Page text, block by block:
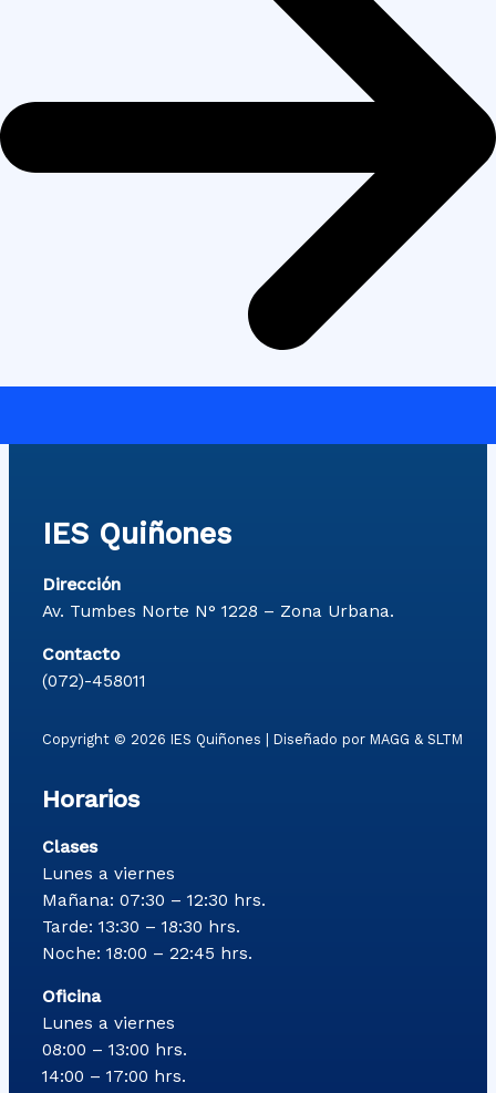
IES Quiñones
Dirección
Av. Tumbes Norte N° 1228 – Zona Urbana.
Contacto
(072)-458011
Copyright © 2026 IES Quiñones | Diseñado por MAGG & SLTM
Horarios
Clases
Lunes a viernes
Mañana: 07:30 – 12:30 hrs.
Tarde: 13:30 – 18:30 hrs.
Noche: 18:00 – 22:45 hrs.
Oficina
Lunes a viernes
08:00 – 13:00 hrs.
14:00 – 17:00 hrs.